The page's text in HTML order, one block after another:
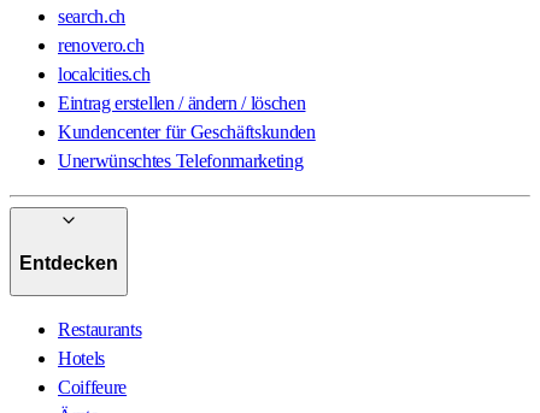
search.ch
renovero.ch
localcities.ch
Eintrag erstellen / ändern / löschen
Kundencenter für Geschäftskunden
Unerwünschtes Telefonmarketing
Entdecken
Restaurants
Hotels
Coiffeure